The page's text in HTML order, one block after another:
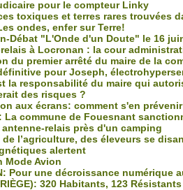
pour le compteur Linky
toxiques et terres rares trouvées
ondes, enfer sur Terre!
Débat "L'Onde d'un Doute" le 16
à Locronan : la cour
du premier arrêté du maire de la
pour Joseph,
la responsabilité du maire qui
des risques ?
aux écrans: comment s'en
La commune de Fouesnant
relais près d'un camping
l’agriculture, des éleveurs se
alertent
Mode Avion
Pour une décroissance numérique
320 Habitants, 123